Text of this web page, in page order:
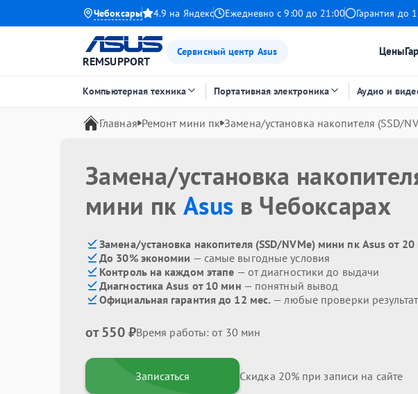
Чебоксары 4.9 на Яндекс Ежедневно с 9:00 до 21:00 Гарантия до
REMSUPPORT
Сервисный центр Asus Цены
Компьютерная техника Портативная электроника Аудио и
Главная Ремонт мини пк Замена/установка накопителя (SSD/
Замена/установка
мини пк Asus в Чебоксарах
Замена/установка накопителя (SSD/NVMe) мини пк Asus от
До 30% экономии — самые выгодные условия
Контроль на каждом этапе — от диагностики до выдачи
Диагностика Asus от 10 мин — понятный вывод
Официальная гарантия до 12 мес. — любые проверки
от 550 ₽Время работы: от 30 мин
Записаться Скидка 20% при записи на сайте